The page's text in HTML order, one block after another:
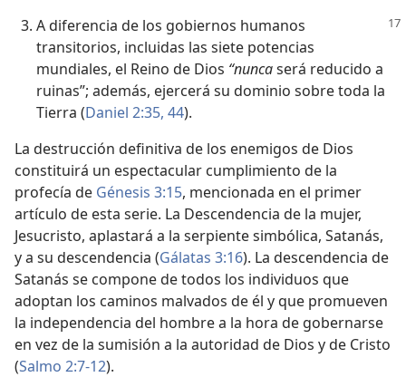
A diferencia de los gobiernos humanos
transitorios, incluidas las siete potencias
mundiales, el Reino de Dios “nuncaserá reducido a
ruinas”; además, ejercerá su dominio sobre toda la
Tierra (Daniel 2:35, 44).
La destrucción definitiva de los enemigos de Dios
constituirá un espectacular cumplimiento de la
profecía de Génesis 3:15, mencionada en el primer
artículo de esta serie. La Descendencia de la mujer,
Jesucristo, aplastará a la serpiente simbólica, Satanás,
y a su descendencia (Gálatas 3:16). La descendencia de
Satanás se compone de todos los individuos que
adoptan los caminos malvados de él y que promueven
la independencia del hombre a la hora de gobernarse
en vez de la sumisión a la autoridad de Dios y de Cristo
(Salmo 2:7-12).